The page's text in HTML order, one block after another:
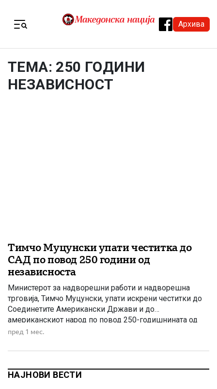
Архива
ТЕМА: 250 ГОДИНИ
НЕЗАВИСНОСТ
Тимчо Муцунски упати честитка до
САД по повод 250 години од
независноста
Министерот за надворешни работи и надворешна
трговија, Тимчо Муцунски, упати искрени честитки до
Соединетите Американски Држави и до
американскиот народ по повод 250-годишнината од
независноста. Тој истакна дека пријателството,
Република Македонија и Соединетите Американски
на споделени вредности, меѓусебна доверба и
пред 1 мес.
НАЈНОВИ ВЕСТИ